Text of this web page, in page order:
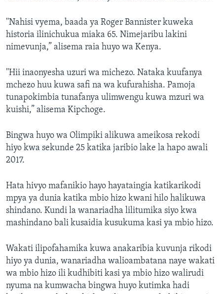
''Nahisi vyema, baada ya Roger Bannister kuweka
historia ilinichukua miaka 65. Nimejaribu lakini
nimevunja,” alisema raia huyo wa Kenya.
''Hii inaonyesha uzuri wa michezo. Nataka kuufanya
mchezo huu kuwa safi na wa kufurahisha. Pamoja
tunapokimbia tunafanya ulimwengu kuwa mzuri wa
kuishi,” alisema Kipchoge.
Bingwa huyo wa Olimpiki alikuwa ameikosa rekodi
hiyo kwa sekunde 25 katika jaribio lake la hapo awali
2017.
Hata hivyo mafanikio hayo hayataingia katikarikodi
mpya ya dunia katika mbio hizo kwani hilo halikuwa
shindano. Kundi la wanariadha lilitumika siyo kwa
mashindano bali kusaidia kusukuma kasi ya mbio hizo.
Wakati ilipofahamika kuwa anakaribia kuvunja rikodi
hiyo ya dunia, wanariadha walioambatana naye wakati
wa mbio hizo ili kudhibiti kasi ya mbio hizo walirudi
nyuma na kumwacha bingwa huyo kutimka hadi